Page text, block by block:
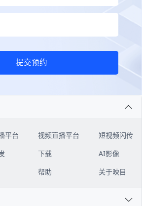
提交预约
平台
视频直播平台
下载
帮助
短视频闪传
AI影像
关于映目